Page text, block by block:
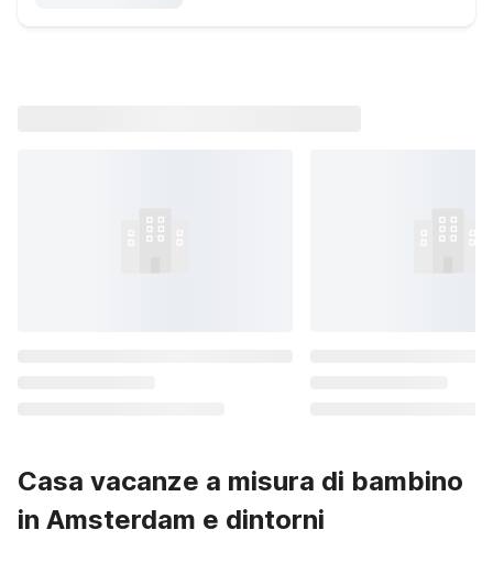
Casa vacanze a misura di bambino
in Amsterdam e dintorni